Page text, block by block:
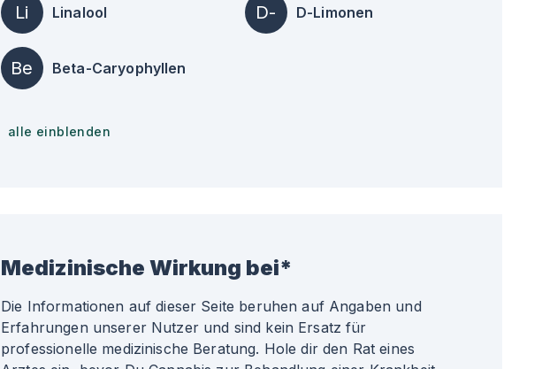
Li Linalool D- D-Limonen
Be Beta-Caryophyllen
alle einblenden
Medizinische Wirkung bei*
Die Informationen auf dieser Seite beruhen auf Angaben und
Erfahrungen unserer Nutzer und sind kein Ersatz für
professionelle medizinische Beratung. Hole dir den Rat eines